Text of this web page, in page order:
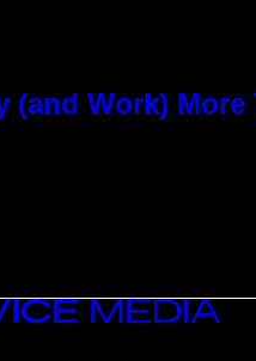
(and Work) More